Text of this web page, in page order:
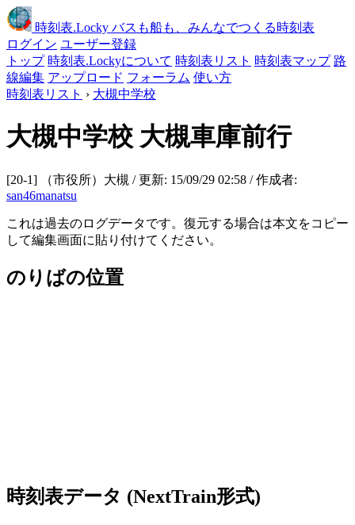
時刻表.Locky バスも船も、みんなでつくる時刻表
ログイン ユーザー登録
トップ 時刻表.Lockyについて 時刻表リスト 時刻表マップ 路
線編集 アップロード フォーラム 使い方
時刻表リスト › 大槻中学校
大槻中学校 大槻車庫前行
[20-1] （市役所）大槻 / 更新: 15/09/29 02:58 / 作成者:
san46manatsu
これは過去のログデータです。復元する場合は本文をコピー
して編集画面に貼り付けてください。
のりばの位置
時刻表データ (NextTrain形式)